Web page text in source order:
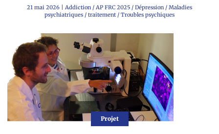
21 mai 2026 | Addiction / AP FRC 2025 / Dépression / Maladies
psychiatriques / traitement / Troubles psychiques
Projet